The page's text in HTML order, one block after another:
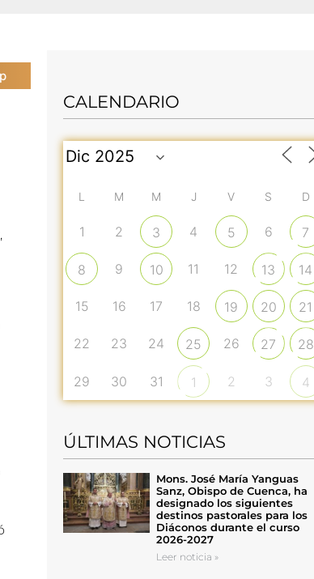
CALENDARIO
L M M J V S D
1 2 3 4 5 6 7
8 9 10 11 12 13 14
15 16 17 18 19 20 21
22 23 24 25 26 27 28
29 30 31 1 2 3 4
ÚLTIMAS NOTICIAS
Mons. José María Yanguas
Sanz, Obispo de Cuenca, ha
designado los siguientes
destinos pastorales para los
Diáconos durante el curso
2026-2027
Leer noticia »